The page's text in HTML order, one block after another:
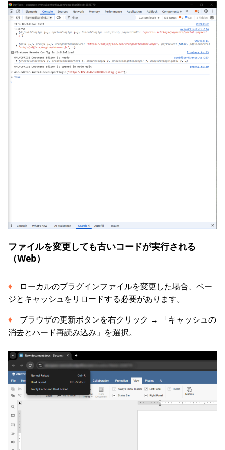
ファイルを変更しても古いコードが実行される
（Web）
ローカルのプラグインファイルを変更した場合、ペー
ジとキャッシュをリロードする必要があります。
ブラウザの更新ボタンを右クリック → 「キャッシュの
消去とハード再読み込み」を選択。